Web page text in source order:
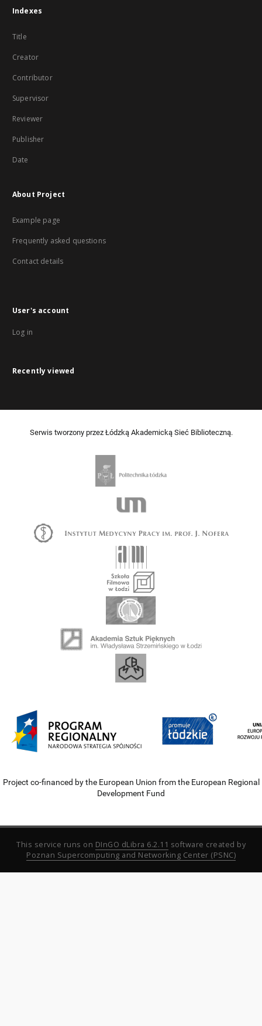
Indexes
Title
Creator
Contributor
Supervisor
Reviewer
Publisher
Date
About Project
Example page
Frequently asked questions
Contact details
User's account
Log in
Recently viewed
Serwis tworzony przez Łódzką Akademicką Sieć Biblioteczną.
Project co-financed by the European Union from the European Regional
Development Fund
This service runs on DInGO dLibra 6.2.11 software created by
Poznan Supercomputing and Networking Center (PSNC)